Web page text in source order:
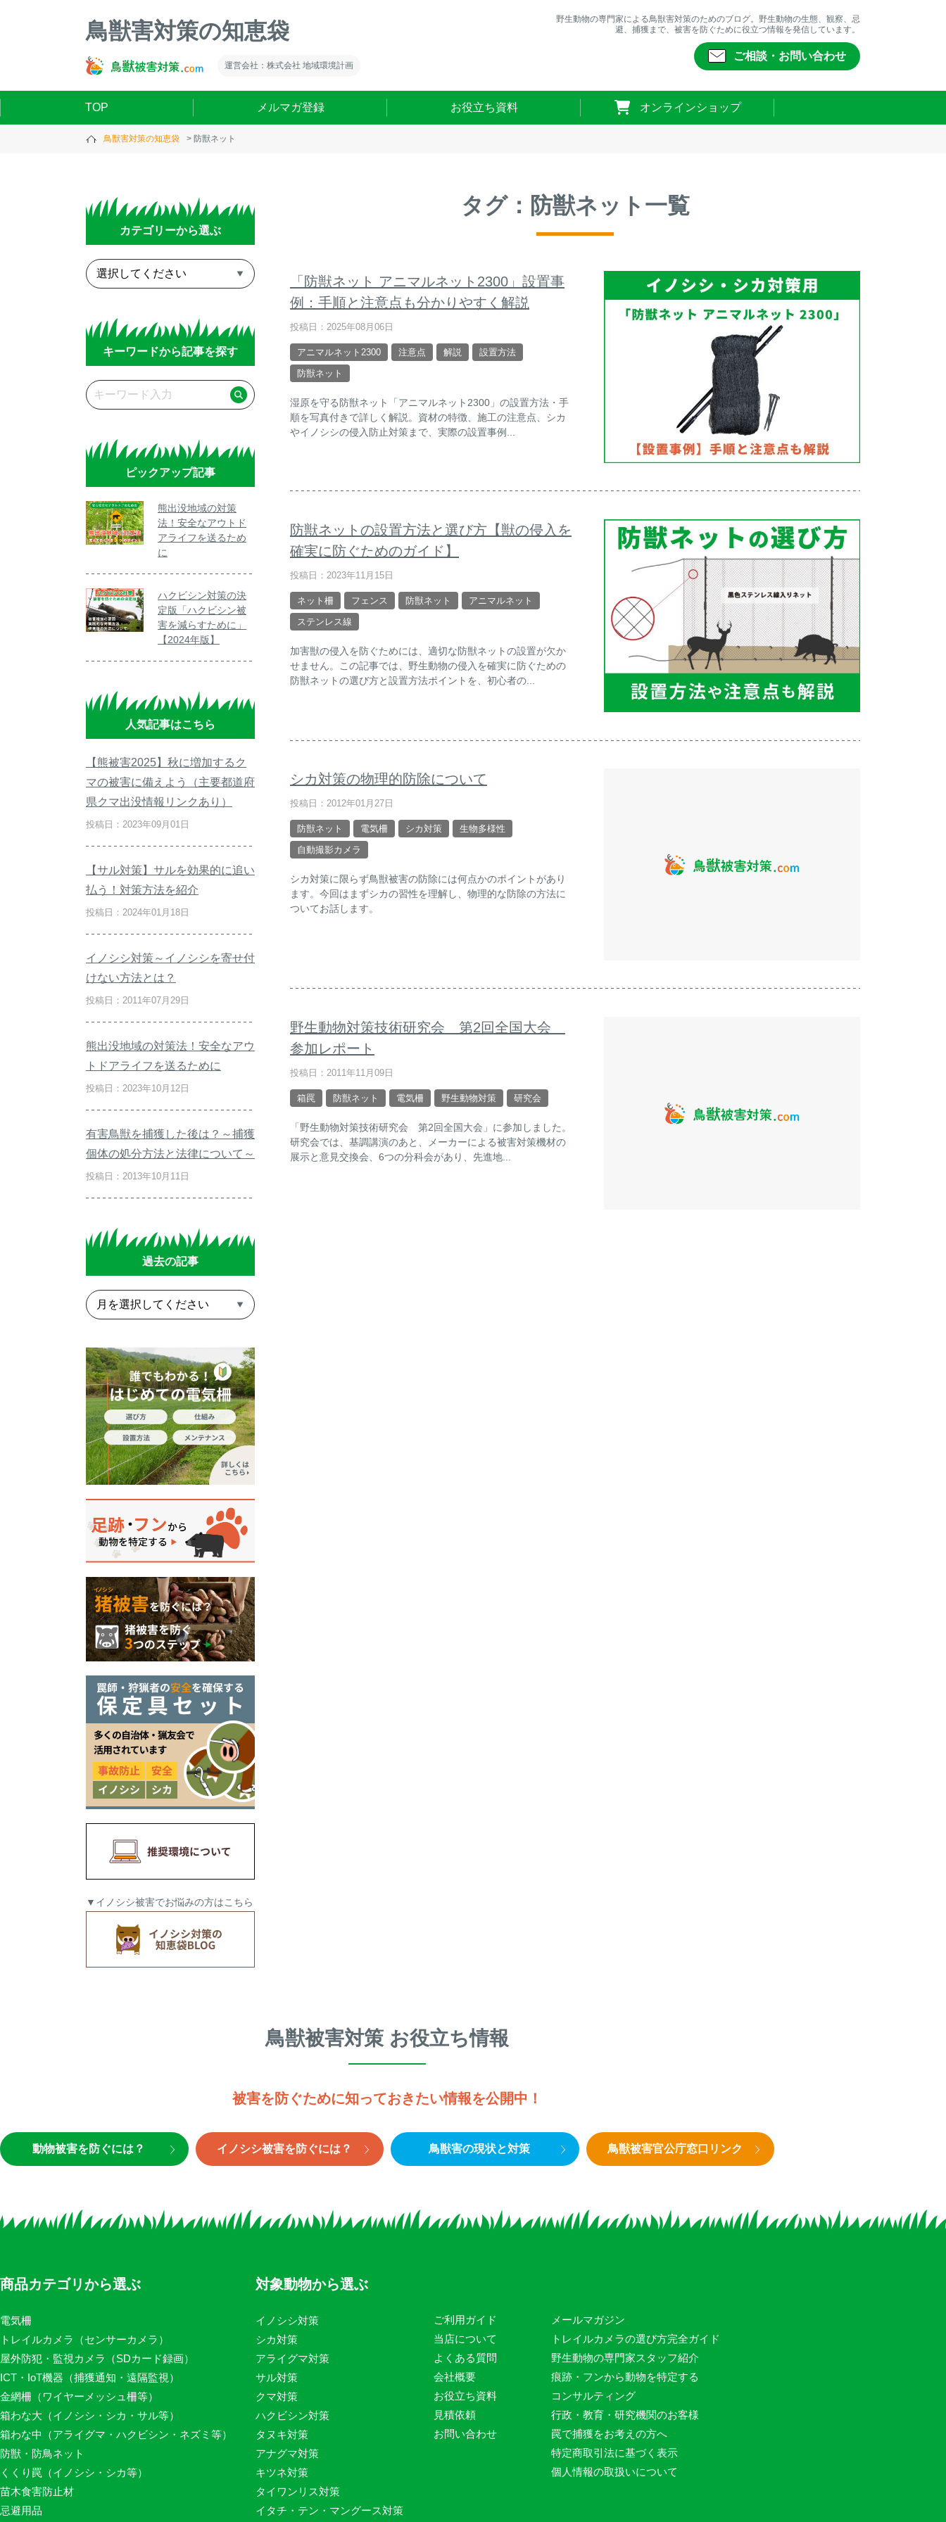
鳥獣害対策の知恵袋
運営会社：株式会社 地域環境計画
野生動物の専門家による鳥獣害対策のためのブログ。野生動物の生態、観察、忌
避、捕獲まで、被害を防ぐために役立つ情報を発信しています。
ご相談・お問い合わせ
TOP メルマガ登録 お役立ち資料 オンラインショップ
鳥獣害対策の知恵袋 防獣ネット
カテゴリーから選ぶ
キーワードから記事を探す
ピックアップ記事
熊出没地域の対策
法！安全なアウトド
アライフを送るため
に
ハクビシン対策の決
定版「ハクビシン被
害を減らすために」
【2024年版】
人気記事はこちら
【熊被害2025】秋に増加するク
マの被害に備えよう（主要都道府
県クマ出没情報リンクあり）
投稿日：2023年09月01日
【サル対策】サルを効果的に追い
払う！対策方法を紹介
投稿日：2024年01月18日
イノシシ対策～イノシシを寄せ付
けない方法とは？
投稿日：2011年07月29日
熊出没地域の対策法！安全なアウ
トドアライフを送るために
投稿日：2023年10月12日
有害鳥獣を捕獲した後は？～捕獲
個体の処分方法と法律について～
投稿日：2013年10月11日
過去の記事
▼イノシシ被害でお悩みの方はこちら
タグ：防獣ネット一覧
「防獣ネット アニマルネット2300」設置事
例：手順と注意点も分かりやすく解説
投稿日：2025年08月06日
アニマルネット2300 注意点 解説
設置方法
防獣ネット
湿原を守る防獣ネット「アニマルネット2300」の設置方法・手
順を写真付きで詳しく解説。資材の特徴、施工の注意点、シカ
やイノシシの侵入防止対策まで、実際の設置事例...
防獣ネットの設置方法と選び方【獣の侵入を
確実に防ぐためのガイド】
投稿日：2023年11月15日
ネット柵 フェンス 防獣ネット
アニマルネット
ステンレス線
加害獣の侵入を防ぐためには、適切な防獣ネットの設置が欠か
せません。この記事では、野生動物の侵入を確実に防ぐための
防獣ネットの選び方と設置方法ポイントを、初心者の...
シカ対策の物理的防除について
投稿日：2012年01月27日
防獣ネット 電気柵 シカ対策
生物多様性
自動撮影カメラ
シカ対策に限らず鳥獣被害の防除には何点かのポイントがあり
ます。今回はまずシカの習性を理解し、物理的な防除の方法に
ついてお話します。
野生動物対策技術研究会 第2回全国大会
参加レポート
投稿日：2011年11月09日
箱罠 防獣ネット 電気柵 野生動物対策 研究会
「野生動物対策技術研究会 第2回全国大会」に参加しました。
研究会では、基調講演のあと、メーカーによる被害対策機材の
展示と意見交換会、6つの分科会があり、先進地...
鳥獣被害対策 お役立ち情報
被害を防ぐために知っておきたい情報を公開中！
動物被害を防ぐには？ イノシシ被害を防ぐには？ 鳥獣害の現状と対策 鳥獣被害官公庁窓口リンク
商品カテゴリから選ぶ
電気柵
トレイルカメラ（センサーカメラ）
屋外防犯・監視カメラ（SDカード録画）
ICT・IoT機器（捕獲通知・遠隔監視）
金網柵（ワイヤーメッシュ柵等）
箱わな大（イノシシ・シカ・サル等）
箱わな中（アライグマ・ハクビシン・ネズミ等）
防獣・防鳥ネット
くくり罠（イノシシ・シカ等）
苗木食害防止材
忌避用品
対象動物から選ぶ
イノシシ対策
シカ対策
アライグマ対策
サル対策
クマ対策
ハクビシン対策
タヌキ対策
アナグマ対策
キツネ対策
タイワンリス対策
イタチ・テン・マングース対策
ご利用ガイド
当店について
よくある質問
会社概要
お役立ち資料
見積依頼
お問い合わせ
メールマガジン
トレイルカメラの選び方完全ガイド
野生動物の専門家スタッフ紹介
痕跡・フンから動物を特定する
コンサルティング
行政・教育・研究機関のお客様
罠で捕獲をお考えの方へ
特定商取引法に基づく表示
個人情報の取扱いについて